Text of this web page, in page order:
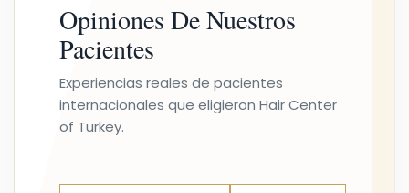
Opiniones De Nuestros
Pacientes
Experiencias reales de pacientes
internacionales que eligieron Hair Center
of Turkey.